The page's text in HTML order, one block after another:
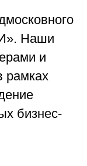
Наши
и
рамках
бизнес-